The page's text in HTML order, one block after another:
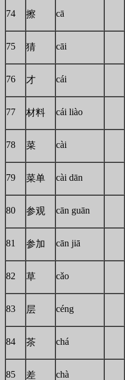
74 擦 cā
75 猜 cāi
76 才 cái
77 材料 cái liào
78 菜 cài
79 菜单 cài dān
80 参观 cān guān
81 参加 cān jiā
82 草 cǎo
83 层 céng
84 茶 chá
85 差 chà